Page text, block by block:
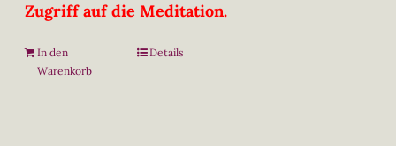
Zugriff auf die Meditation.
In den
Warenkorb
Details